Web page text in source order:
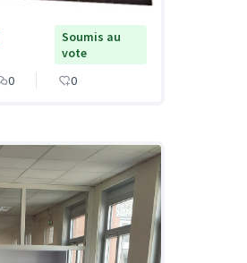
Soumis au
vote
0 0